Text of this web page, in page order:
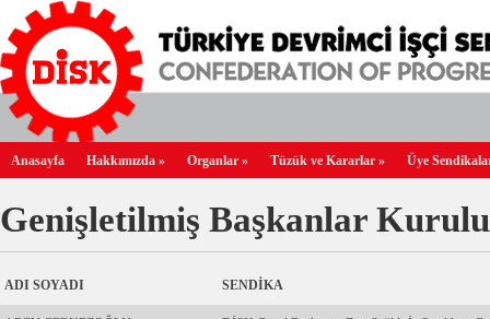
Anasayfa Hakkımızda » Organlar » Tüzük ve Kararlar » Üye
Genişletilmiş Başkanlar Kurulu
ADI SOYADI SENDİKA